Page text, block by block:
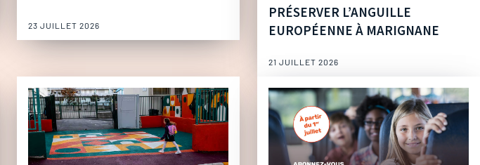
23 JUILLET 2026
PRÉSERVER L’ANGUILLE
EUROPÉENNE À MARIGNANE
21 JUILLET 2026